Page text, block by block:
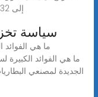
إلى 3.32 مليار دولار أمريكي في عام 2024 وأن ينمو
2022
ما هي